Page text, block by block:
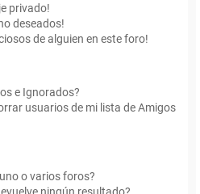
privado!
deseados!
de alguien en este foro!
e Ignorados?
usuarios de mi lista de Amigos
o varios foros?
ningún resultado?